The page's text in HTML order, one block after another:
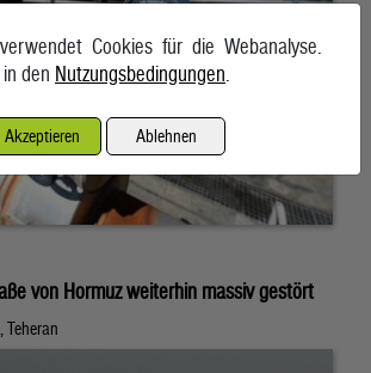
von Hormuz weiterhin massiv gestört
Teheran
Cookies für die Webanalyse.
den Nutzungsbedingungen
Akzeptieren Ablehnen